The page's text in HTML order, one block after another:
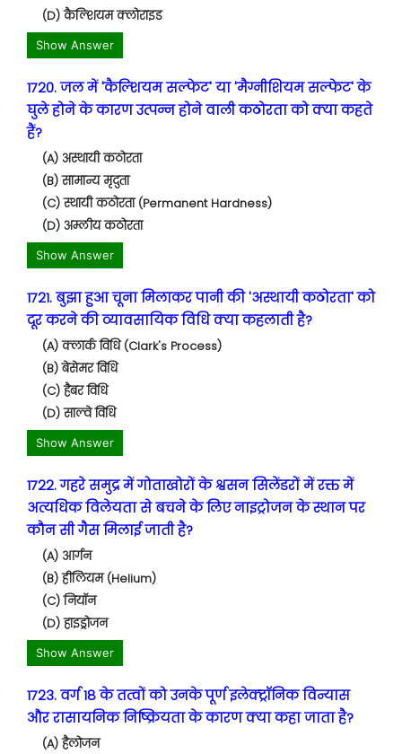
(D) कैल्शियम क्लोराइड
Show Answer
1720. जल में 'कैल्शियम सल्फेट' या 'मैग्नीशियम सल्फेट' के
घुले होने के कारण उत्पन्न होने वाली कठोरता को क्या कहते
हैं?
(A) अस्थायी कठोरता
(B) सामान्य मृदुता
(C) स्थायी कठोरता (Permanent Hardness)
(D) अम्लीय कठोरता
Show Answer
1721. बुझा हुआ चूना मिलाकर पानी की 'अस्थायी कठोरता' को
दूर करने की व्यावसायिक विधि क्या कहलाती है?
(A) क्लार्क विधि (Clark's Process)
(B) बेसेमर विधि
(C) हैबर विधि
(D) साल्वे विधि
Show Answer
1722. गहरे समुद्र में गोताखोरों के श्वसन सिलेंडरों में रक्त में
अत्यधिक विलेयता से बचने के लिए नाइट्रोजन के स्थान पर
कौन सी गैस मिलाई जाती है?
(A) आर्गन
(B) हीलियम (Helium)
(C) नियॉन
(D) हाइड्रोजन
Show Answer
1723. वर्ग 18 के तत्वों को उनके पूर्ण इलेक्ट्रॉनिक विन्यास
और रासायनिक निष्क्रियता के कारण क्या कहा जाता है?
(A) हैलोजन